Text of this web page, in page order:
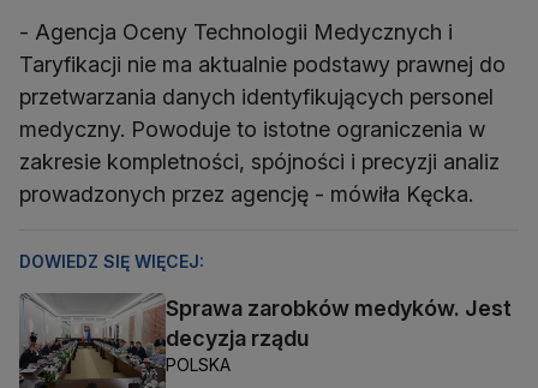
- Agencja Oceny Technologii Medycznych i
Taryfikacji nie ma aktualnie podstawy prawnej do
przetwarzania danych identyfikujących personel
medyczny. Powoduje to istotne ograniczenia w
zakresie kompletności, spójności i precyzji analiz
prowadzonych przez agencję - mówiła Kęcka.
DOWIEDZ SIĘ WIĘCEJ:
Sprawa zarobków medyków. Jest
decyzja rządu
POLSKA